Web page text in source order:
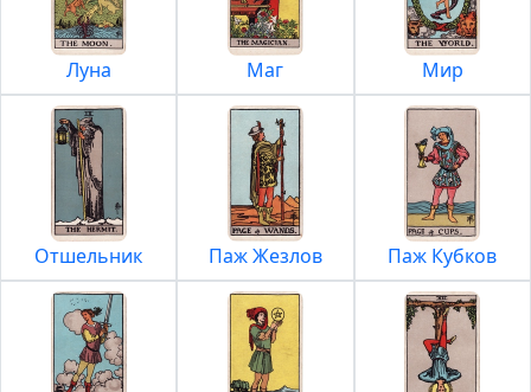
Луна Маг Мир
Отшельник Паж Жезлов Паж Кубков